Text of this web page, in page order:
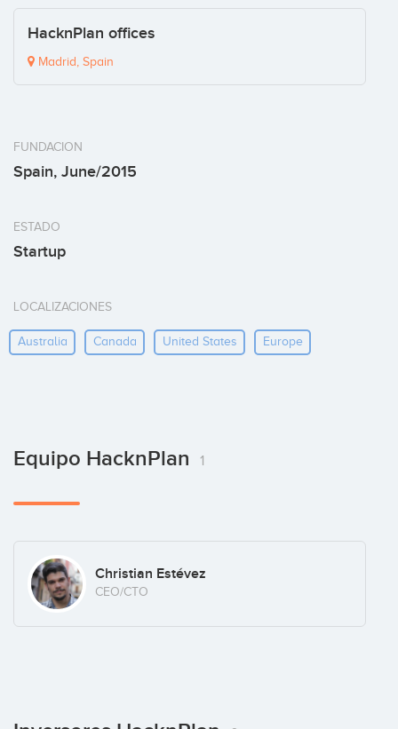
HacknPlan offices
Madrid, Spain
FUNDACION
Spain, June/2015
ESTADO
Startup
LOCALIZACIONES
Australia Canada United States Europe
Equipo HacknPlan 1
Christian Estévez
CEO/CTO